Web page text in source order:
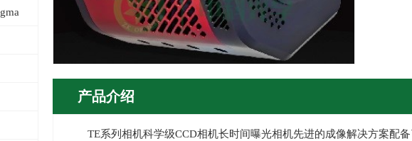
产品介绍
TE系列相机科学级CCD相机长时间曝光相机先进的成像解决方案配